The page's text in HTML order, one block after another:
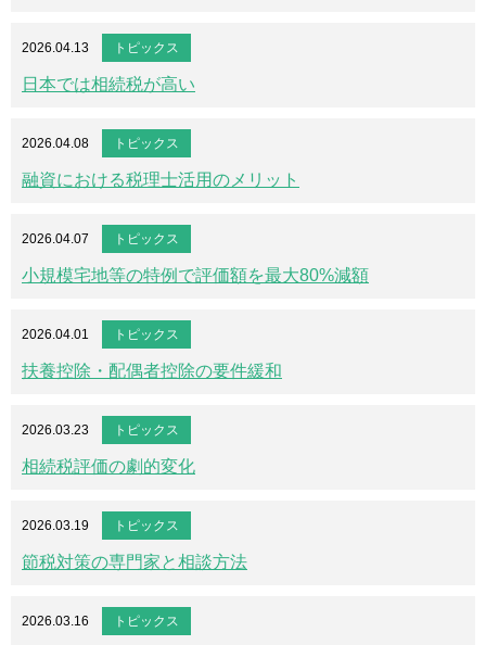
2026.04.13 トピックス
日本では相続税が高い
2026.04.08 トピックス
融資における税理士活用のメリット
2026.04.07 トピックス
小規模宅地等の特例で評価額を最大80%減額
2026.04.01 トピックス
扶養控除・配偶者控除の要件緩和
2026.03.23 トピックス
相続税評価の劇的変化
2026.03.19 トピックス
節税対策の専門家と相談方法
2026.03.16 トピックス